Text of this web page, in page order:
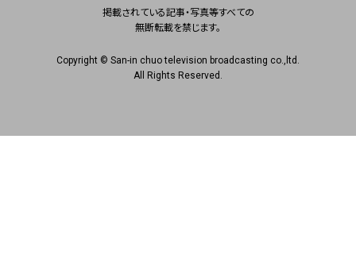
掲載されている記事・写真等すべての
無断転載を禁じます。
Copyright © San-in chuo television broadcasting co.,ltd.
All Rights Reserved.